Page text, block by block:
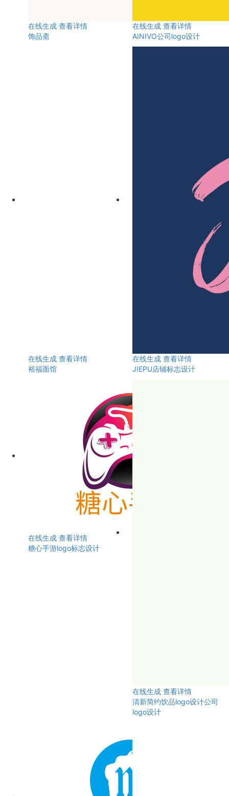
在线生成 查看详情
饰品斋
在线生成 查看详情
AINIVO公司logo设计
在线生成 查看详情
裕福面馆
在线生成 查看详情
JIEPU店铺标志设计
在线生成 查看详情
糖心手游logo标志设计
在线生成 查看详情
清新简约饮品logo设计公司
logo设计